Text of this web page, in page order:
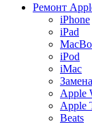
Ремонт
iPhone
iPad
iPod
iMac
Apple
Apple
Beats